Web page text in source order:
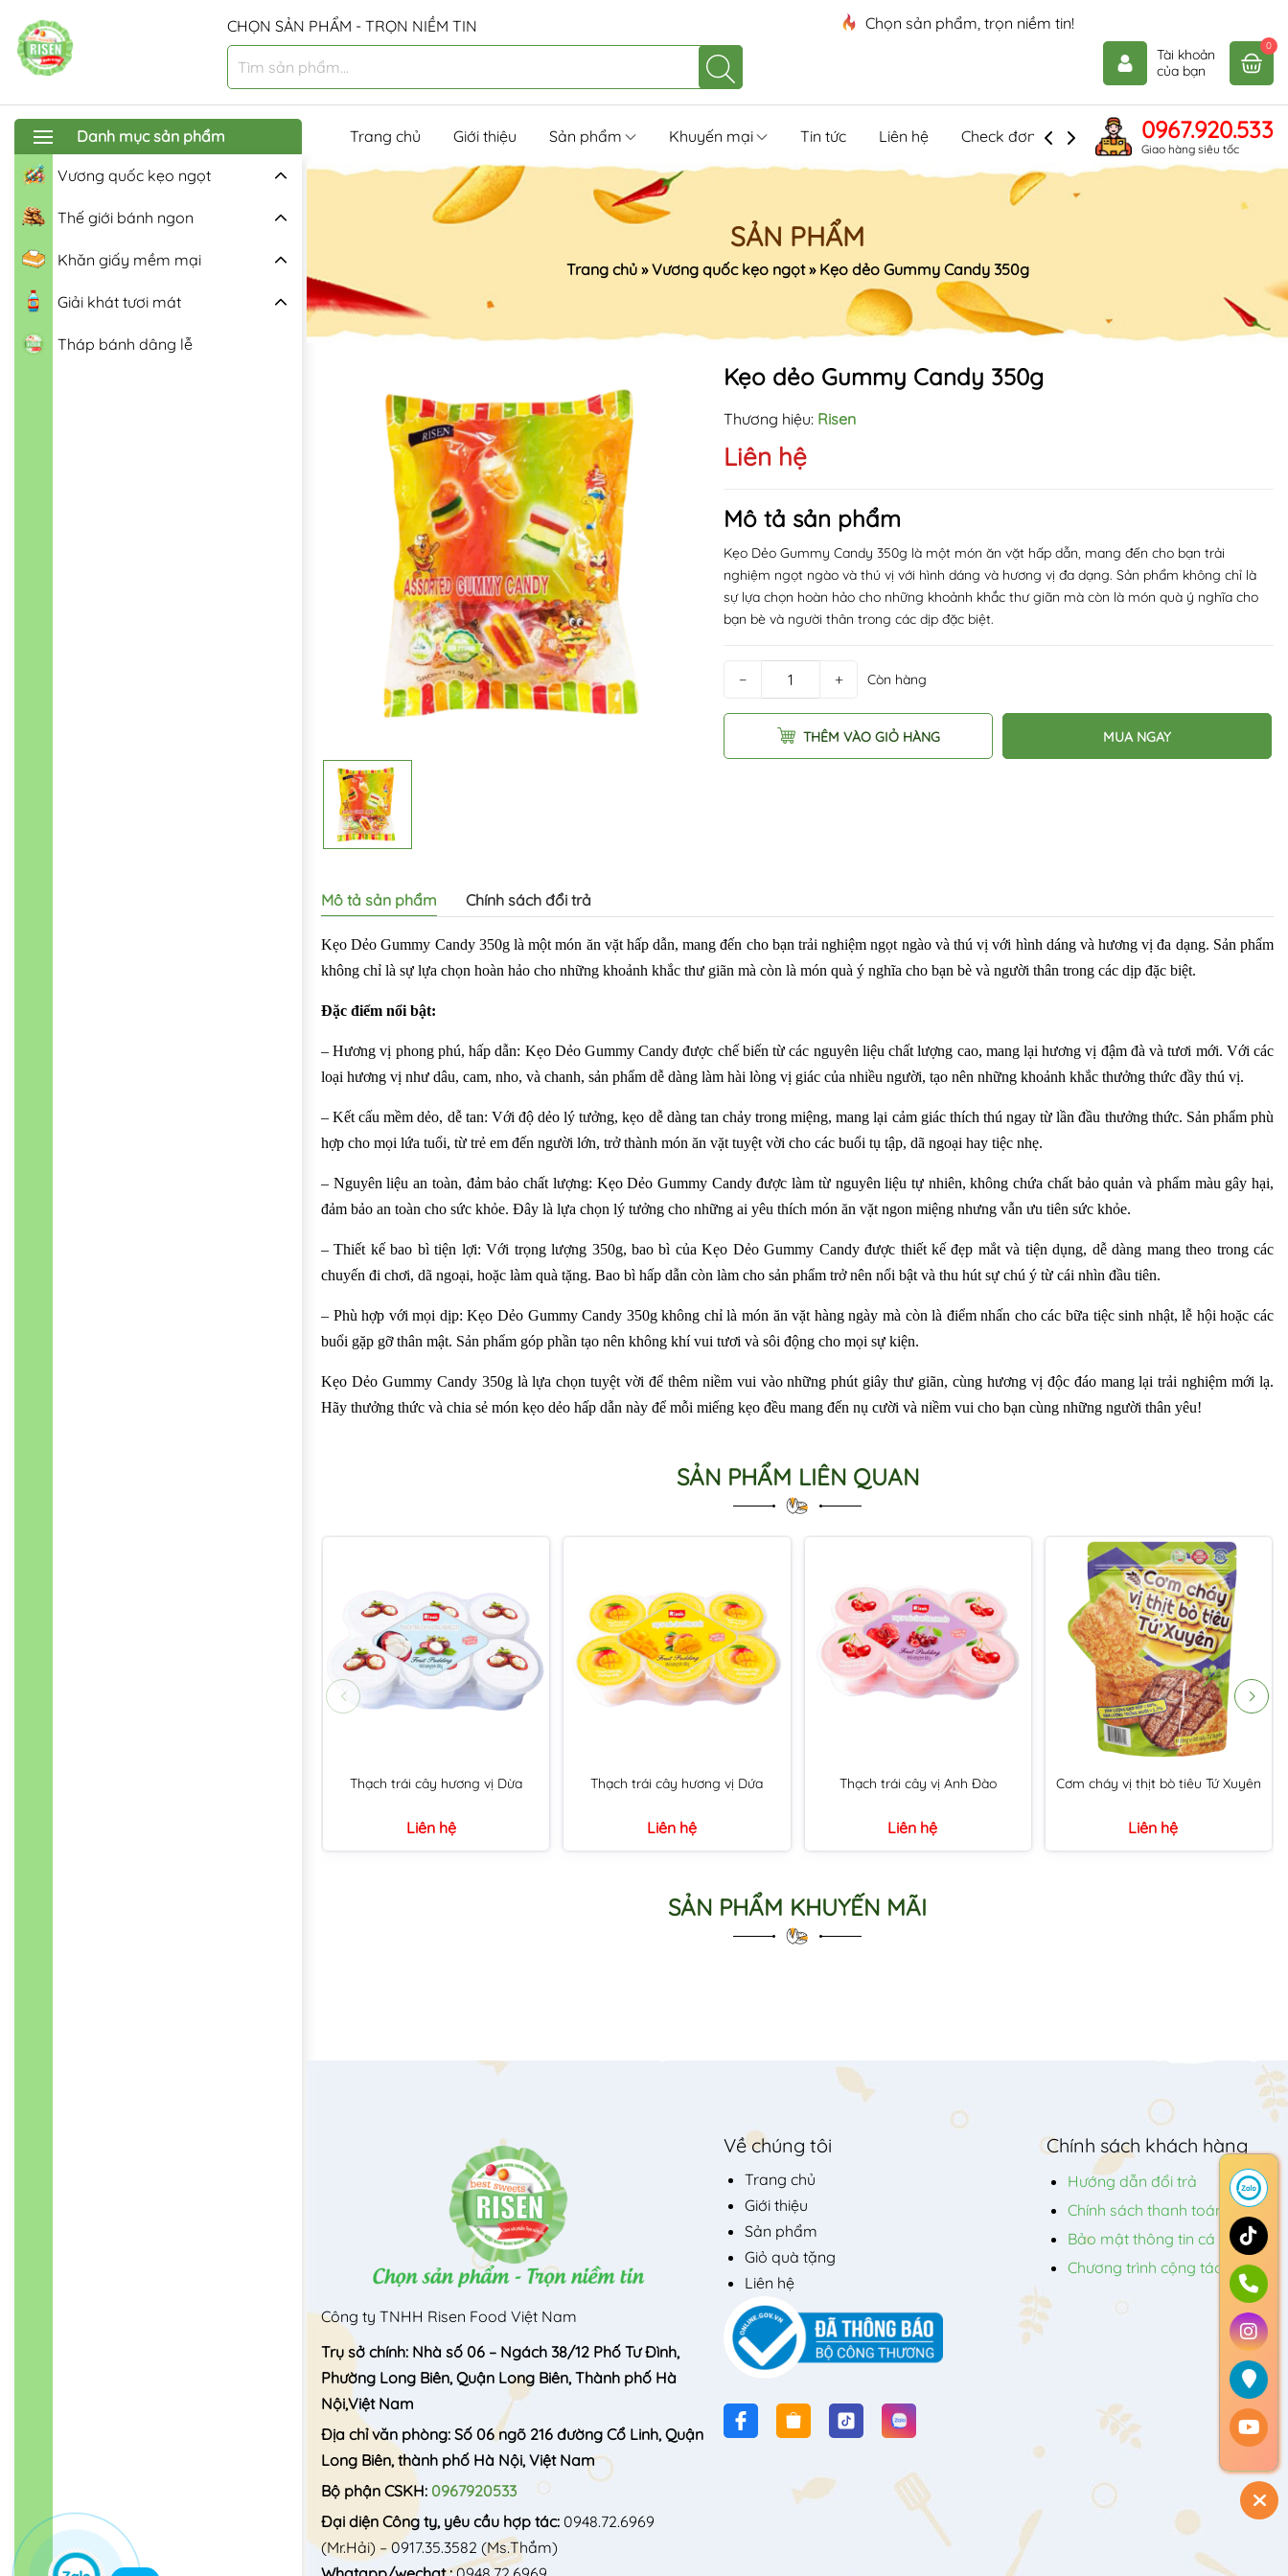
CHỌN SẢN PHẨM - TRỌN NIỀM TIN Chọn sản phẩm, trọn niềm tin!
Tài khoản
của bạn
0
Danh mục sản phẩm
Vương quốc kẹo ngọt
Thế giới bánh ngon
Khăn giấy mềm mại
Giải khát tươi mát
Tháp bánh dâng lễ
Trang chủ Giới thiệu Sản phẩm Khuyến mại Tin tức Liên hệ Check đơn hàng 0967.920.533
Giao hàng siêu tốc
SẢN PHẨM
Trang chủ»Vương quốc kẹo ngọt» Kẹo dẻo Gummy Candy 350g
Kẹo dẻo Gummy Candy 350g
Thương hiệu: Risen
Liên hệ
Mô tả sản phẩm
Kẹo Dẻo Gummy Candy 350g là một món ăn vặt hấp dẫn, mang đến cho bạn trải
nghiệm ngọt ngào và thú vị với hình dáng và hương vị đa dạng. Sản phẩm không chỉ là
sự lựa chọn hoàn hảo cho những khoảnh khắc thư giãn mà còn là món quà ý nghĩa cho
bạn bè và người thân trong các dịp đặc biệt.
− + Còn hàng
THÊM VÀO GIỎ HÀNG MUA NGAY
Mô tả sản phẩm Chính sách đổi trả
Kẹo Dẻo Gummy Candy 350g là một món ăn vặt hấp dẫn, mang đến cho bạn trải nghiệm ngọt ngào và thú vị với hình dáng và hương vị đa dạng. Sản phẩm
không chỉ là sự lựa chọn hoàn hảo cho những khoảnh khắc thư giãn mà còn là món quà ý nghĩa cho bạn bè và người thân trong các dịp đặc biệt.
Đặc điểm nổi bật:
– Hương vị phong phú, hấp dẫn: Kẹo Dẻo Gummy Candy được chế biến từ các nguyên liệu chất lượng cao, mang lại hương vị đậm đà và tươi mới. Với các
loại hương vị như dâu, cam, nho, và chanh, sản phẩm dễ dàng làm hài lòng vị giác của nhiều người, tạo nên những khoảnh khắc thưởng thức đầy thú vị.
– Kết cấu mềm dẻo, dễ tan: Với độ dẻo lý tưởng, kẹo dễ dàng tan chảy trong miệng, mang lại cảm giác thích thú ngay từ lần đầu thưởng thức. Sản phẩm phù
hợp cho mọi lứa tuổi, từ trẻ em đến người lớn, trở thành món ăn vặt tuyệt vời cho các buổi tụ tập, dã ngoại hay tiệc nhẹ.
– Nguyên liệu an toàn, đảm bảo chất lượng: Kẹo Dẻo Gummy Candy được làm từ nguyên liệu tự nhiên, không chứa chất bảo quản và phẩm màu gây hại,
đảm bảo an toàn cho sức khỏe. Đây là lựa chọn lý tưởng cho những ai yêu thích món ăn vặt ngon miệng nhưng vẫn ưu tiên sức khỏe.
– Thiết kế bao bì tiện lợi: Với trọng lượng 350g, bao bì của Kẹo Dẻo Gummy Candy được thiết kế đẹp mắt và tiện dụng, dễ dàng mang theo trong các
chuyến đi chơi, dã ngoại, hoặc làm quà tặng. Bao bì hấp dẫn còn làm cho sản phẩm trở nên nổi bật và thu hút sự chú ý từ cái nhìn đầu tiên.
– Phù hợp với mọi dịp: Kẹo Dẻo Gummy Candy 350g không chỉ là món ăn vặt hàng ngày mà còn là điểm nhấn cho các bữa tiệc sinh nhật, lễ hội hoặc các
buổi gặp gỡ thân mật. Sản phẩm góp phần tạo nên không khí vui tươi và sôi động cho mọi sự kiện.
Kẹo Dẻo Gummy Candy 350g là lựa chọn tuyệt vời để thêm niềm vui vào những phút giây thư giãn, cùng hương vị độc đáo mang lại trải nghiệm mới lạ.
Hãy thưởng thức và chia sẻ món kẹo dẻo hấp dẫn này để mỗi miếng kẹo đều mang đến nụ cười và niềm vui cho bạn cùng những người thân yêu!
SẢN PHẨM LIÊN QUAN
Thạch trái cây hương vị Dừa
Liên hệ
Thạch trái cây hương vị Dứa
Liên hệ
Thạch trái cây vị Anh Đào
Liên hệ
Cơm cháy vị thịt bò tiêu Tứ Xuyên
Liên hệ
SẢN PHẨM KHUYẾN MÃI
Công ty TNHH Risen Food Việt Nam
Trụ sở chính: Nhà số 06 – Ngách 38/12 Phố Tư Đình,
Phường Long Biên, Quận Long Biên, Thành phố Hà
Nội,Việt Nam
Địa chỉ văn phòng: Số 06 ngõ 216 đường Cổ Linh, Quận
Long Biên, thành phố Hà Nội, Việt Nam
Bộ phận CSKH: 0967920533
Đại diện Công ty, yêu cầu hợp tác: 0948.72.6969
(Mr.Hải) –0917.35.3582 (Ms.Thắm)
Về chúng tôi
Trang chủ
Giới thiệu
Sản phẩm
Giỏ quà tặng
Liên hệ
Chính sách khách hàng
Hướng dẫn đổi trả
Chính sách thanh toán
Bảo mật thông tin cá nhân
Chương trình cộng tác viên